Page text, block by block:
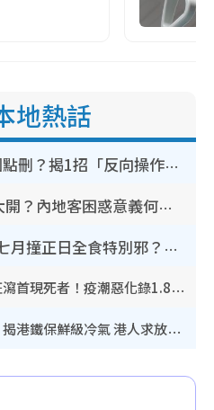
地熱話
WhatsApp預設貼圖點刪？揭1招「反向操作」還原簡潔介面 附3步實測教學
香港山邊鐵閘邊門大開？內地客困惑意義何在！網民神回覆：呢種叫法理性防禦
鬼門開2026｜農曆七月撞正日全食特別邪？專家警告切忌做一事！揭4大禁忌+2招保平安
奪命寄生蟲｜食生菜狂瀉首現死者！疫潮惡化錄1.8萬宗病例 揭洗菜3大謬誤
內地客歎港人唔識老！揭港鐵保鮮級冷氣 港人求放過：咪投訴